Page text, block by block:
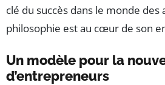
clé du succès dans le monde des
philosophie est au cœur de son
Un modèle pour la
d’entrepreneurs